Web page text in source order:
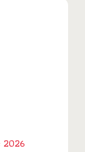
2026